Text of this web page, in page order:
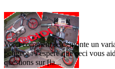
Voici comment se démonte un
peugeot : J'espère que ceci vous
questions sur [la...